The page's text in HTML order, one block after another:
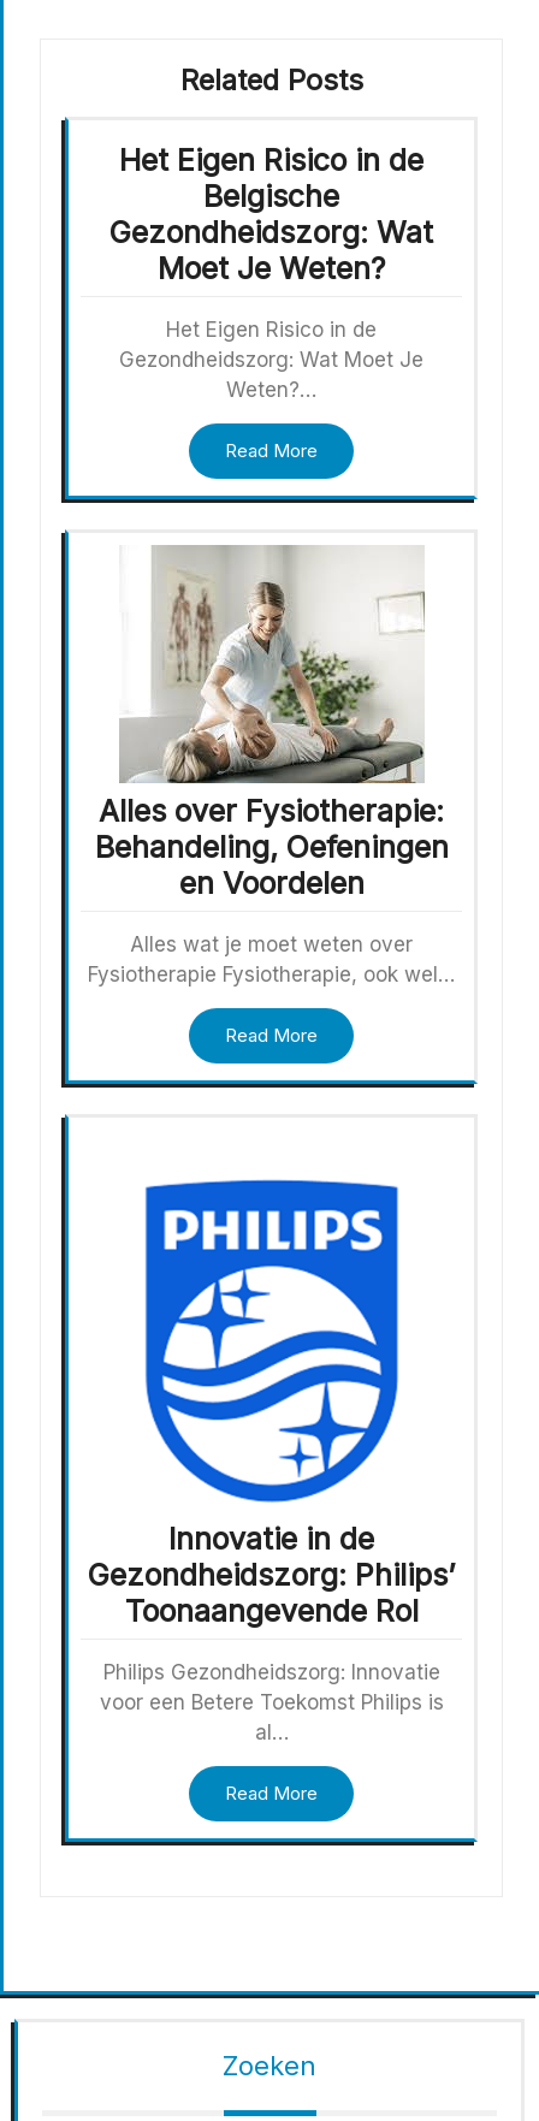
Related Posts
Het Eigen Risico in de
Belgische
Gezondheidszorg: Wat
Moet Je Weten?
Het Eigen Risico in de
Gezondheidszorg: Wat Moet Je
Weten?…
Read More
Alles over Fysiotherapie:
Behandeling, Oefeningen
en Voordelen
Alles wat je moet weten over
Fysiotherapie Fysiotherapie, ook wel…
Read More
Innovatie in de
Gezondheidszorg: Philips’
Toonaangevende Rol
Philips Gezondheidszorg: Innovatie
voor een Betere Toekomst Philips is
al…
Read More
Zoeken